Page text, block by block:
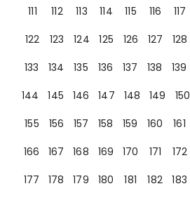
111
112 113 114 115 116 117
122
123 124 125 126 127 128
133
134 135 136 137 138 139
144
145 146 147 148 149 150
155
156 157 158 159 160 161
166
167 168 169 170 171 172
177
178 179 180 181 182 183